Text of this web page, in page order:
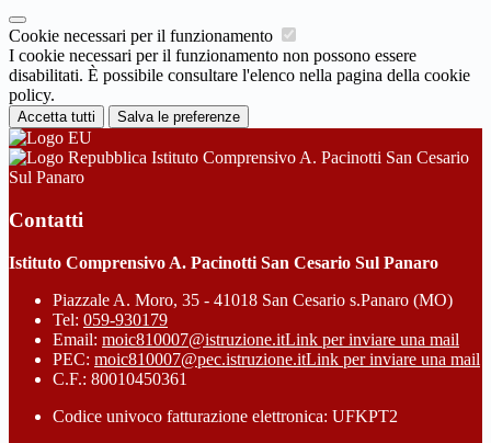
Cookie necessari per il funzionamento
I cookie necessari per il funzionamento non possono essere
disabilitati. È possibile consultare l'elenco nella pagina della cookie
policy.
Accetta tutti Salva le preferenze
Istituto Comprensivo A. Pacinotti San Cesario
Sul Panaro
Contatti
Istituto Comprensivo A. Pacinotti San Cesario Sul Panaro
Piazzale A. Moro, 35 - 41018 San Cesario s.Panaro (MO)
Tel: 059-930179
Email: moic810007@istruzione.itLink per inviare una mail
PEC: moic810007@pec.istruzione.itLink per inviare una mail
C.F.: 80010450361
Codice univoco fatturazione elettronica: UFKPT2